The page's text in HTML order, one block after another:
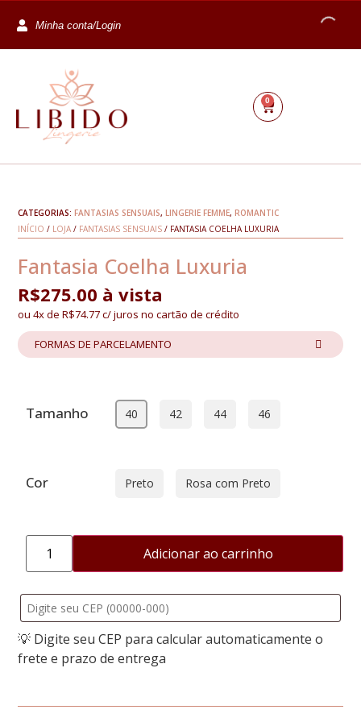
Minha conta/Login
0
CATEGORIAS: FANTASIAS SENSUAIS, LINGERIE FEMME, ROMANTIC
INÍCIO / LOJA / FANTASIAS SENSUAIS / FANTASIA COELHA LUXURIA
Fantasia Coelha Luxuria
R$275.00 à vista
ou 4x de R$74.77c/ juros no cartão de crédito
FORMAS DE PARCELAMENTO
Tamanho 40 42 44 46
Cor Preto Rosa com Preto
Adicionar ao carrinho
💡 Digite seu CEP para calcular automaticamente o
frete e prazo de entrega